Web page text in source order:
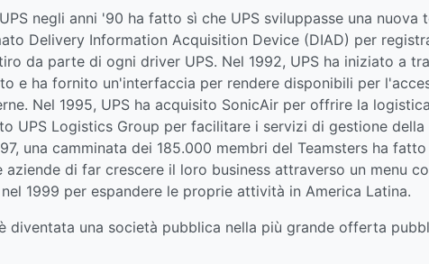
negli anni '90 ha fatto sì che UPS sviluppasse una
Delivery Information Acquisition Device (DIAD) per
da parte di ogni driver UPS. Nel 1992, UPS ha iniziato a
e ha fornito un'interfaccia per rendere disponibili per
Nel 1995, UPS ha acquisito SonicAir per offrire la
UPS Logistics Group per facilitare i servizi di gestione
una camminata dei 185.000 membri del Teamsters ha
di far crescere il loro business attraverso un menu
1999 per espandere le proprie attività in America Latina.
diventata una società pubblica nella più grande offerta